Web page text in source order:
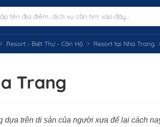
Resort - Biệt Thự - Căn Hộ Resort tại Nha Trang
Trang
trên di sản của người xưa để lại cách